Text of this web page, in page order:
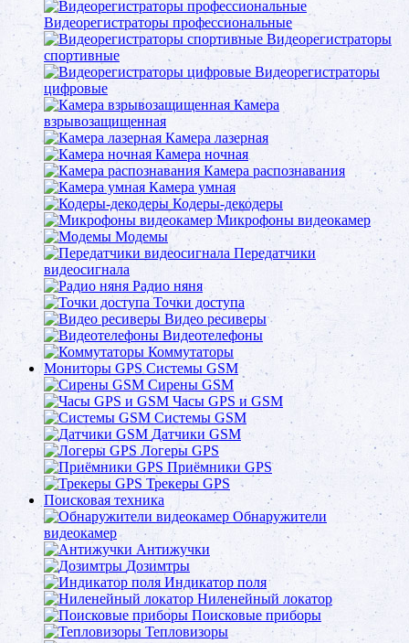
Видеорегистраторы профессиональные
Видеорегистраторы
спортивные
Видеорегистраторы
цифровые
Камера
взрывозащищенная
Камера лазерная
Камера ночная
Камера распознавания
Камера умная
Кодеры-декодеры
Микрофоны видеокамер
Модемы
Передатчики
видеосигнала
Радио няня
Точки доступа
Видео ресиверы
Видеотелефоны
Коммутаторы
Мониторы GPS Системы GSM
Сирены GSM
Часы GPS и GSM
Системы GSM
Датчики GSM
Логеры GPS
Приёмники GPS
Трекеры GPS
Поисковая техника
Обнаружители
видеокамер
Антижучки
Дозимтры
Индикатор поля
Ниленейный локатор
Поисковые приборы
Тепловизоры